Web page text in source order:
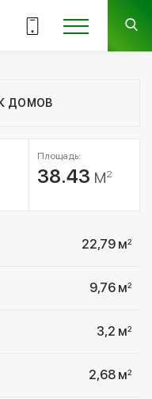
ДОМОВ
Площадь:
38.43 м2
22,79 м2
9,76 м2
3,2 м2
2,68 м2